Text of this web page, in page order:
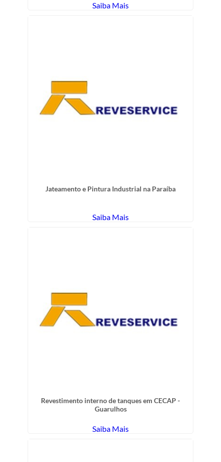
Saiba Mais
Jateamento e Pintura Industrial na Paraíba
Saiba Mais
Revestimento interno de tanques em CECAP -
Guarulhos
Saiba Mais